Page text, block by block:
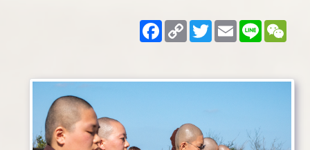
Facebook
Copy
Link
TwitterEmailLine